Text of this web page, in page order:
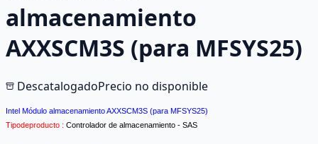
almacenamiento
AXXSCM3S (para MFSYS25)
DescatalogadoPrecio no disponible
Intel Módulo almacenamiento AXXSCM3S (para MFSYS25)
Tipodeproducto : Controlador de almacenamiento - SAS